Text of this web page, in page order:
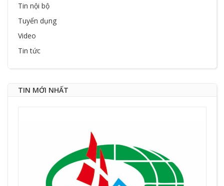
Tin nội bộ
Tuyển dụng
Video
Tin tức
TIN MỚI NHẤT